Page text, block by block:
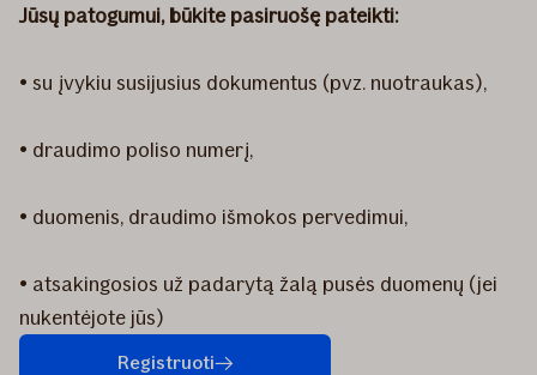
Jūsų patogumui, būkite pasiruošę pateikti:
• su įvykiu susijusius dokumentus (pvz. nuotraukas),
• draudimo poliso numerį,
• duomenis, draudimo išmokos pervedimui,
• atsakingosios už padarytą žalą pusės duomenų (jei
nukentėjote jūs)
Registruoti